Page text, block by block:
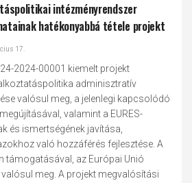
intézményrendszer
hatékonyabbá tétele projekt
17.
24-2024-00001 kiemelt projekt
adminisztratív
valósul meg, a jelenlegi kapcsolódó
valamint a EURES-
és ismertségének javítása,
való hozzáférés fejlesztése. A
támogatásával, az Európai Unió
meg. A projekt megvalósítási